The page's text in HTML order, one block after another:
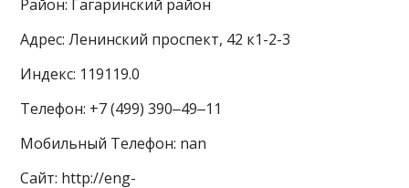
Район: Гагаринский район
Адрес: Ленинский проспект, 42 к1-2-3
Индекс: 119119.0
Телефон: +7 (499) 390‒49‒11
Мобильный Телефон: nan
Сайт: http://eng-